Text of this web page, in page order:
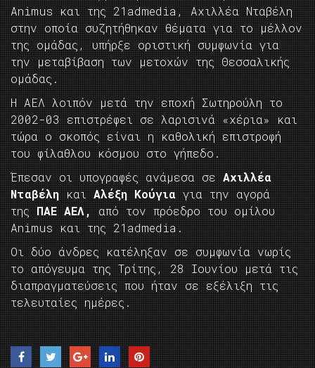
Animus και της 21admedia, Αχιλλέα Νταβέλη
στην οποία συζητήθηκαν θέματα για το μέλλον
της ομάδας, υπήρξε οριστική συμφωνία για
την μεταβίβαση των μετοχών της Θεσσαλικής
ομάδας.
Η ΑΕΛ λοιπόν μετά την εποχή Σωτηρούλη το
2002-03 επιστρέφει σε λαρισινά «χέρια» και
τώρα ο σκοπός είναι η καθολική επιστροφή
του φίλαθλου κόσμου στο γήπεδο.
Έπεσαν οι υπογραφές ανάμεσα σε Αχιλλέα
Νταβέλη και Αλέξη Κούγια για την αγορά
της ΠΑΕ ΑΕΛ,
από τον πρόεδρο του ομίλου
Animus και της 21admedia.
Οι δύο άνδρες κατέληξαν σε συμφωνία νωρίς
το απόγευμα της Τρίτης, 28 Ιουνίου μετά τις
διαπραγματεύσεις που ήταν σε εξέλιξη τις
τελευταίες ημέρες.